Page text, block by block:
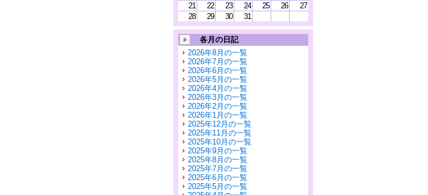
21
22 23 24 25 26
27
28
29 30 31
各月の日記
2026年8月の一覧
2026年7月の一覧
2026年6月の一覧
2026年5月の一覧
2026年4月の一覧
2026年3月の一覧
2026年2月の一覧
2026年1月の一覧
2025年12月の一覧
2025年11月の一覧
2025年10月の一覧
2025年9月の一覧
2025年8月の一覧
2025年7月の一覧
2025年6月の一覧
2025年5月の一覧